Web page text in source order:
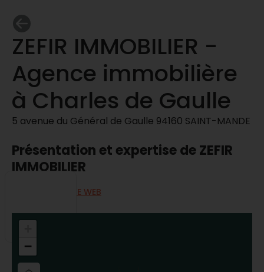
ZEFIR IMMOBILIER -
Agence immobilière
à Charles de Gaulle
5 avenue du Général de Gaulle 94160 SAINT-MANDE
Présentation et expertise de ZEFIR
IMMOBILIER
ALLER SUR LE SITE WEB
−